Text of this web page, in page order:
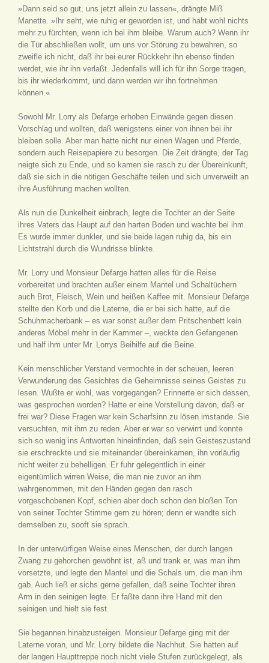
»Dann seid so gut, uns jetzt allein zu lassen«, drängte Miß
Manette. »Ihr seht, wie ruhig er geworden ist, und habt wohl nichts
mehr zu fürchten, wenn ich bei ihm bleibe. Warum auch? Wenn ihr
die Tür abschließen wollt, um uns vor Störung zu bewahren, so
zweifle ich nicht, daß ihr bei eurer Rückkehr ihn ebenso finden
werdet, wie ihr ihn verlaßt. Jedenfalls will ich für ihn Sorge tragen,
bis ihr wiederkommt, und dann werden wir ihn fortnehmen
können.«
Sowohl Mr. Lorry als Defarge erhoben Einwände gegen diesen
Vorschlag und wollten, daß wenigstens einer von ihnen bei ihr
bleiben solle. Aber man hatte nicht nur einen Wagen und Pferde,
sondern auch Reisepapiere zu besorgen. Die Zeit drängte, der Tag
neigte sich zu Ende, und so kamen sie rasch zu der Übereinkunft,
daß sie sich in die nötigen Geschäfte teilen und sich unverweilt an
ihre Ausführung machen wollten.
Als nun die Dunkelheit einbrach, legte die Tochter an der Seite
ihres Vaters das Haupt auf den harten Boden und wachte bei ihm.
Es wurde immer dunkler, und sie beide lagen ruhig da, bis ein
Lichtstrahl durch die Wundrisse blinkte.
Mr. Lorry und Monsieur Defarge hatten alles für die Reise
vorbereitet und brachten außer einem Mantel und Schaltüchern
auch Brot, Fleisch, Wein und heißen Kaffee mit. Monsieur Defarge
stellte den Korb und die Laterne, die er bei sich hatte, auf die
Schuhmacherbank – es war sonst außer dem Pritschenbett kein
anderes Möbel mehr in der Kammer –, weckte den Gefangenen
und half ihm unter Mr. Lorrys Beihilfe auf die Beine.
Kein menschlicher Verstand vermochte in der scheuen, leeren
Verwunderung des Gesichtes die Geheimnisse seines Geistes zu
lesen. Wußte er wohl, was vorgegangen? Erinnerte er sich dessen,
was gesprochen worden? Hatte er eine Vorstellung davon, daß er
frei war? Diese Fragen war kein Scharfsinn zu lösen imstande. Sie
versuchten, mit ihm zu reden. Aber er war so verwirrt und konnte
sich so wenig ins Antworten hineinfinden, daß sein Geisteszustand
sie erschreckte und sie miteinander übereinkamen, ihn vorläufig
nicht weiter zu behelligen. Er fuhr gelegentlich in einer
eigentümlich wirren Weise, die man nie zuvor an ihm
wahrgenommen, mit den Händen gegen den rasch
vorgeschobenen Kopf, schien aber doch schon den bloßen Ton
von seiner Tochter Stimme gern zu hören; denn er wandte sich
demselben zu, sooft sie sprach.
In der unterwürfigen Weise eines Menschen, der durch langen
Zwang zu gehorchen gewöhnt ist, aß und trank er, was man ihm
vorsetzte, und legte den Mantel und die Schals um, die man ihm
gab. Auch ließ er sichs gerne gefallen, daß seine Tochter ihren
Arm in den seinigen legte. Er faßte dann ihre Hand mit den
seinigen und hielt sie fest.
Sie begannen hinabzusteigen. Monsieur Defarge ging mit der
Laterne voran, und Mr. Lorry bildete die Nachhut. Sie hatten auf
der langen Haupttreppe noch nicht viele Stufen zurückgelegt, als